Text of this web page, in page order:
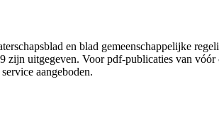
en blad gemeenschappelijke
uitgegeven. Voor pdf-publicaties van vóór
aangeboden.